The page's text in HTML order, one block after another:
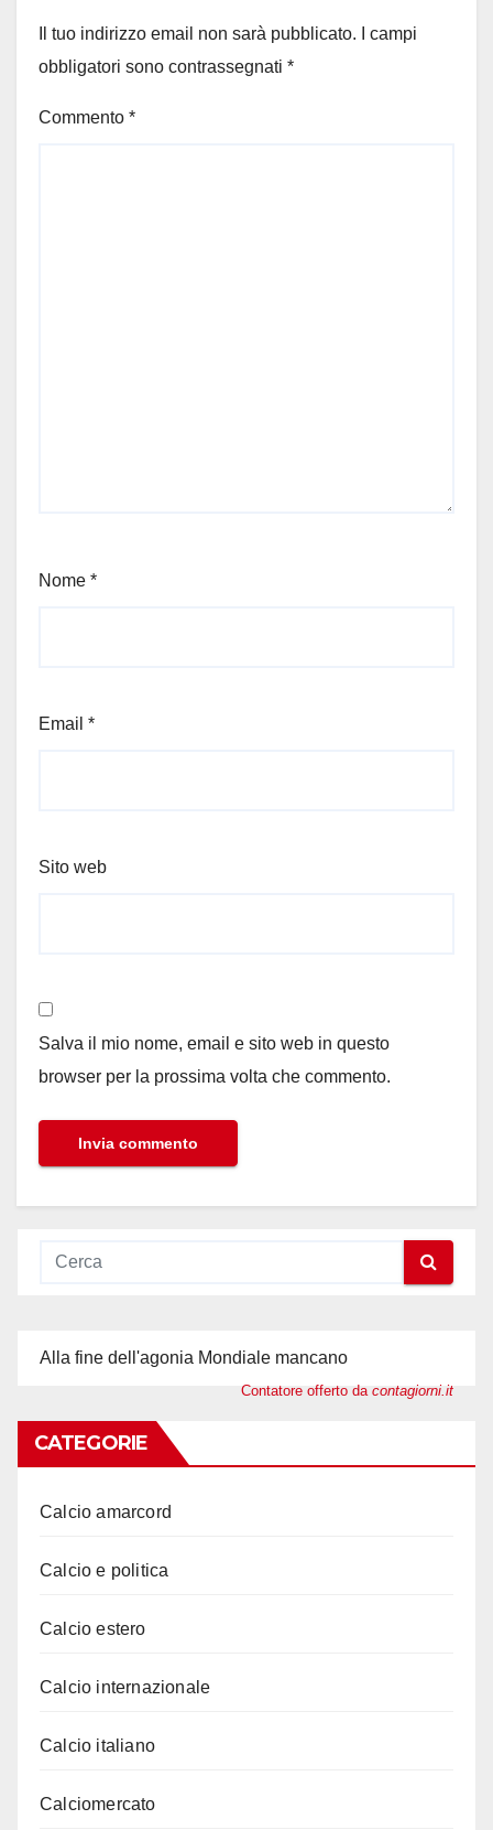
Il tuo indirizzo email non sarà pubblicato.
I campi
obbligatori sono contrassegnati *
Commento *
Nome *
Email *
Sito web
Salva il mio nome, email e sito web in questo
browser per la prossima volta che commento.
Alla fine dell'agonia Mondiale mancano
Contatore offerto da contagiorni.it
CATEGORIE
Calcio amarcord
Calcio e politica
Calcio estero
Calcio internazionale
Calcio italiano
Calciomercato